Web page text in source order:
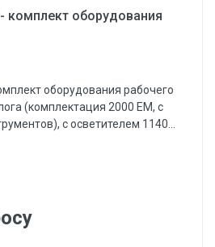
комплект оборудования
оборудования рабочего
(комплектация 2000 EM, с
с осветителем 1140...